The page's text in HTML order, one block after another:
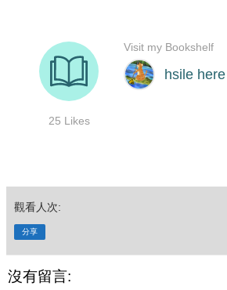
觀看人次:
分享
沒有留言: